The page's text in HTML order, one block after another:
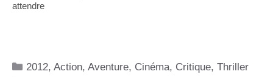
attendre
Catégories
2012,Action,Aventure, Cinéma, Critique,Thriller